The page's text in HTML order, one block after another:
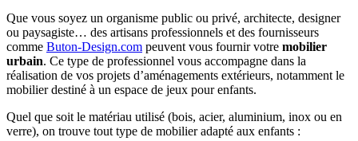
Que vous soyez un organisme public ou privé, architecte, designer
ou paysagiste… des artisans professionnels et des fournisseurs
comme Buton-Design.com peuvent vous fournir votre mobilier
urbain. Ce type de professionnel vous accompagne dans la
réalisation de vos projets d’aménagements extérieurs, notamment le
mobilier destiné à un espace de jeux pour enfants.
Quel que soit le matériau utilisé (bois, acier, aluminium, inox ou en
verre), on trouve tout type de mobilier adapté aux enfants :